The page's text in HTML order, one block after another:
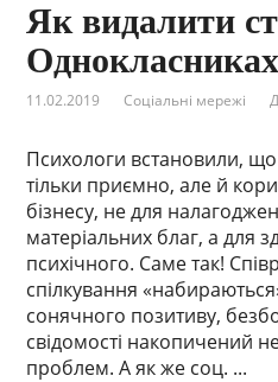
Як видалити
Однокласниках
11.02.2019 Соціальні мережі
Психологи встановили,
тільки приємно, але й
бізнесу, не для
матеріальних благ, а для
психічного. Саме так!
спілкування
сонячного позитиву,
свідомості накопичений
проблем. А як же соц. ...